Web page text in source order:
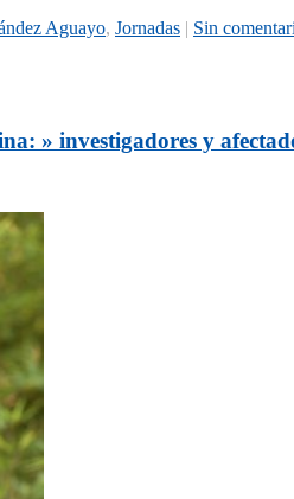
Aguayo, Jornadas | Sin
» investigadores y